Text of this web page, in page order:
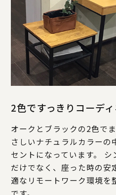
2色ですっきりコーデ
オークとブラックの2色で
さしいナチュラルカラーの
セントになっています。
だけでなく、座った時の安
適なリモートワーク環境を